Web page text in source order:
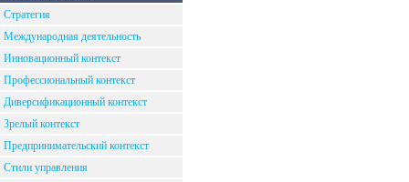
Стратегия
Международная деятельность
Инновационный контекст
Профессиональный контекст
Диверсификационный контекст
Зрелый контекст
Предпринимательский контекст
Стили управления